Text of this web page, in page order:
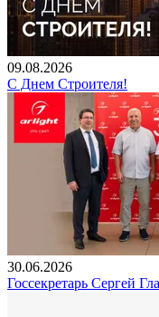
09.08.2026
С Днем Строителя!
30.06.2026
Госсекретарь Сергей